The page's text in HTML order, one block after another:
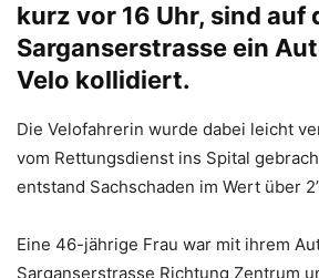
kurz vor 16 Uhr, sind auf
Sarganserstrasse ein
Velo kollidiert.
Die Velofahrerin wurde dabei leicht
vom Rettungsdienst ins Spital
entstand Sachschaden im Wert über
Eine 46-jährige Frau war mit ihrem
Sarganserstrasse Richtung Zentrum